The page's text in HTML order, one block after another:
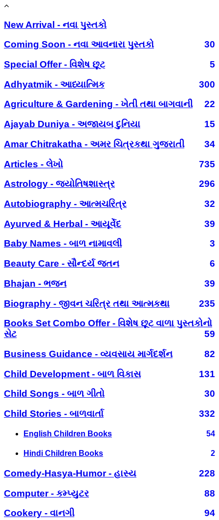
New Arrival - નવા પુસ્તકો
Coming Soon - નવા આવનારા પુસ્તકો
30
Special Offer - વિશેષ છૂટ
5
Adhyatmik - આધ્યાત્મિક
300
Agriculture & Gardening - ખેતી તથા બાગવાની
22
Ajayab Duniya - અજાયબ દુનિયા
15
Amar Chitrakatha - અમર ચિત્રકથા ગુજરાતી
34
Articles - લેખો
735
Astrology - જ્યોતિષશાસ્ત્ર
296
Autobiography - આત્મચરિત્ર
32
Ayurved & Herbal - આયૂર્વેદ
39
Baby Names - બાળ નામાવલી
3
Beauty Care - સૌન્દર્ય જતન
6
Bhajan - ભજન
39
Biography - જીવન ચરિત્ર તથા આત્મકથા
235
Books Set Combo Offer - વિશેષ છૂટ વાળા પુસ્તકોનો
સેટ
59
Business Guidance - વ્યવસાય માર્ગદર્શન
82
Child Development - બાળ વિકાસ
131
Child Songs - બાળ ગીતો
30
Child Stories - બાળવાર્તા
332
English Children Books 54
Hindi Children Books 2
Comedy-Hasya-Humor - હાસ્ય
228
Computer - કમ્પ્યુટર
88
Cookery - વાનગી
94